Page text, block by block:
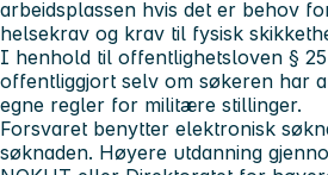
arbeidsplassen hvis det er behov
helsekrav og krav til fysisk
I henhold til offentlighetsloven §
offentliggjort selv om søkeren har
egne regler for militære stillinger.
Forsvaret benytter elektronisk
søknaden. Høyere utdanning